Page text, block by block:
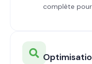
complète